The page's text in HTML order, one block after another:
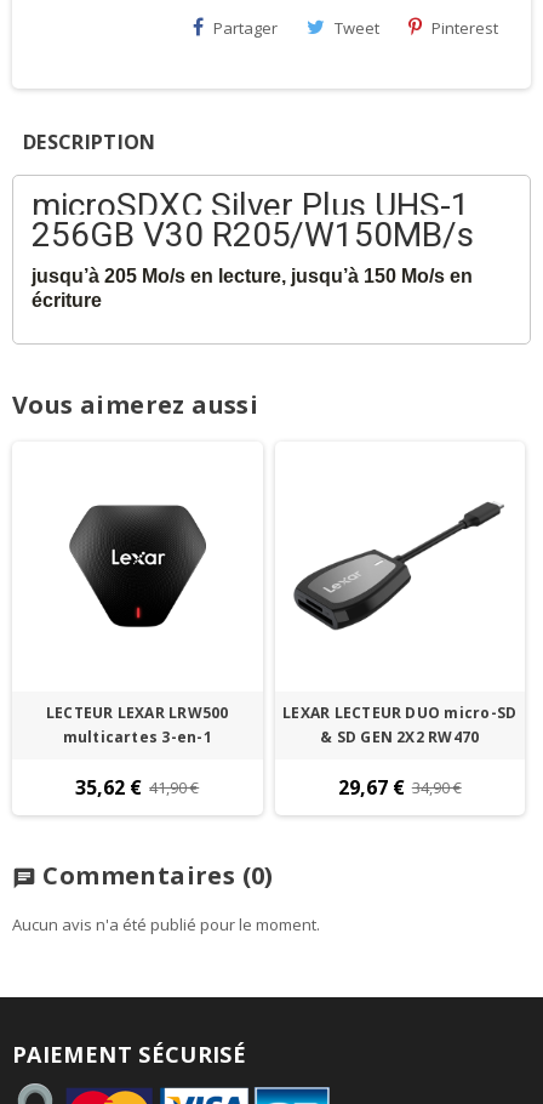
Partager Tweet Pinterest
DESCRIPTION
microSDXC Silver Plus UHS-1
256GB V30 R205/W150MB/s
jusqu’à 205 Mo/s en lecture, jusqu’à 150 Mo/s en
écriture
Vous aimerez aussi
LECTEUR LEXAR LRW500
multicartes 3-en-1
35,62 € 41,90 €
LEXAR LECTEUR DUO micro-SD
& SD GEN 2X2 RW470
29,67 € 34,90 €
chat Commentaires (0)
Aucun avis n'a été publié pour le moment.
PAIEMENT SÉCURISÉ